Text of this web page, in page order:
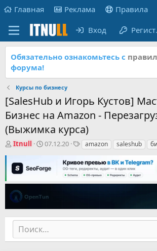
Главная Реклама Правила
Вход Регистрация
Обязательно ознакомьтесь с
форума!
Курсы по бизнесу
[SalesHub и Игорь Кустов]
Бизнес на Amazon -
(Выжимка курса)
А
т
о
т
е
м
ы
Itnull
Д
а
ч
а
л
07.12.20
Т
г
и
amazon saleshub